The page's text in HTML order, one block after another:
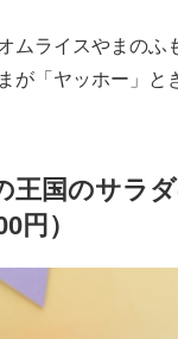
ムライスやまのふ
が「ヤッホー」と
王国のサラ
円）